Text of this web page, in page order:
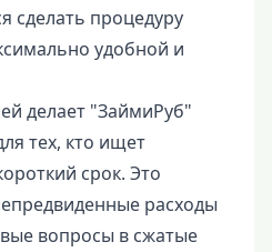
сделать процедуру
удобной и
делает "ЗаймиРуб"
тех, кто ищет
срок. Это
расходы
вопросы в сжатые